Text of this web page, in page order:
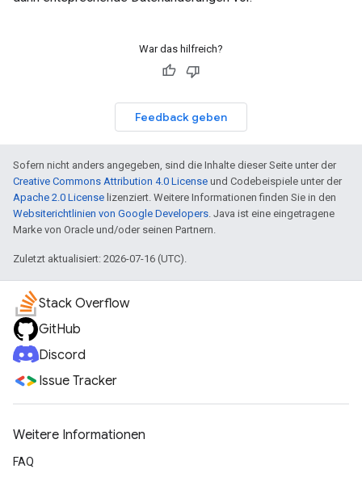
War das hilfreich?
Feedback geben
Sofern nicht anders angegeben, sind die Inhalte dieser Seite unter der
Creative Commons Attribution 4.0 License und Codebeispiele unter der
Apache 2.0 License lizenziert. Weitere Informationen finden Sie in den
Websiterichtlinien von Google Developers . Java ist eine eingetragene
Marke von Oracle und/oder seinen Partnern.
Zuletzt aktualisiert: 2026-07-16 (UTC).
Stack Overflow
GitHub
Discord
Issue Tracker
Weitere Informationen
FAQ